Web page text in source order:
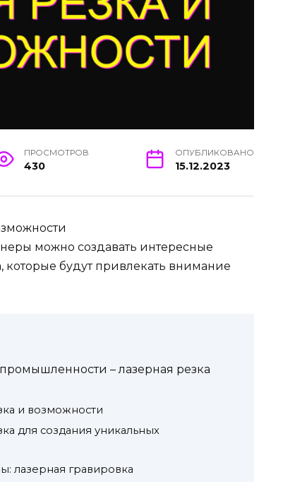
ПРОСМОТРОВ
430
ОПУБЛИКОВАНО
15.12.2023
можно создавать интересные
будут привлекать внимание
– лазерная резка
и возможности
для создания уникальных
лазерная гравировка